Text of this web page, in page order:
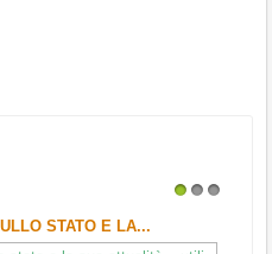
STATO E LA...